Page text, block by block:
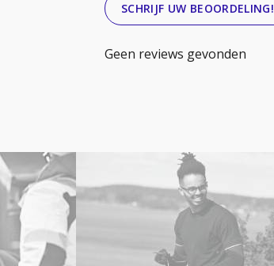
SCHRIJF UW BEOORDELING!
Geen reviews gevonden